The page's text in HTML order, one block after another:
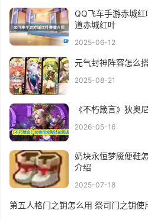
QQ飞车手游赤城
道赤城红叶
2025-06-12
元气封神阵容怎么
2025-08-21
《不朽箴言》狄奥
2026-05-16
奶块永恒梦魇便鞋
介绍
2025-07-18
第五人格门之钥怎么用 祭司门之钥使